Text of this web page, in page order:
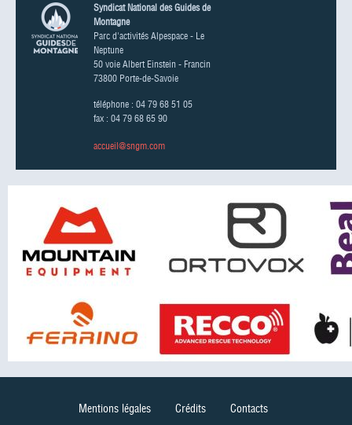
Syndicat National des Guides de
Montagne
Parc d'activités Alpespace - Le
Neptune
50 voie Albert Einstein - Francin
73800 Porte-de-Savoie
téléphone : 04 79 68 51 05
fax : 04 79 68 65 90
accueil@sngm.com
Mentions légales Crédits Contacts